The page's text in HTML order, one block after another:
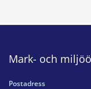
Mark- och
Postadress